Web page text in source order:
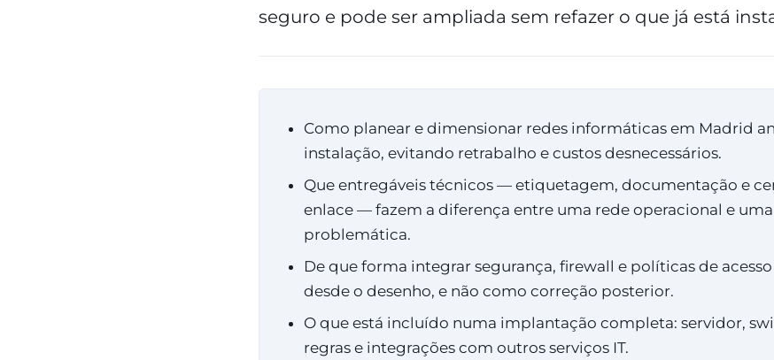
seguro e pode ser ampliada sem refazer o que já está
Como planear e dimensionar redes informáticas em Madrid
instalação, evitando retrabalho e custos desnecessários.
Que entregáveis técnicos — etiquetagem, documentação e
enlace — fazem a diferença entre uma rede operacional e
problemática.
De que forma integrar segurança, firewall e políticas de
desde o desenho, e não como correção posterior.
O que está incluído numa implantação completa: servidor,
regras e integrações com outros serviços IT.